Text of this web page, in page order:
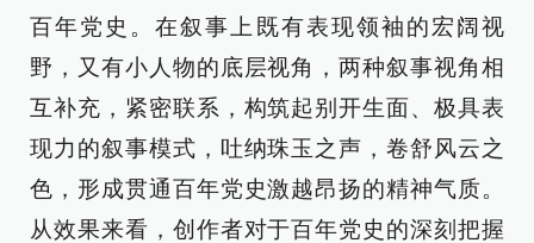
百年党史。在叙事上既有表现领袖的宏阔视
野，又有小人物的底层视角，两种叙事视角相
互补充，紧密联系，构筑起别开生面、极具表
现力的叙事模式，吐纳珠玉之声，卷舒风云之
色，形成贯通百年党史激越昂扬的精神气质。
从效果来看，创作者对于百年党史的深刻把握